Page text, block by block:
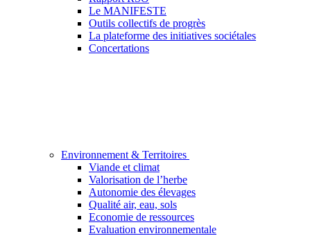
Le MANIFESTE
Outils collectifs de progrès
La plateforme des initiatives sociétales
Concertations
Environnement & Territoires
Viande et climat
Valorisation de l’herbe
Autonomie des élevages
Qualité air, eau, sols
Economie de ressources
Evaluation environnementale